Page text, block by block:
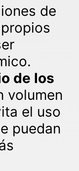
de
de los
volumen
el uso
puedan